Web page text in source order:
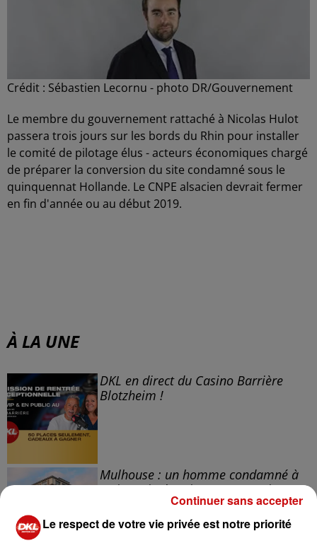
Crédit : Sébastien Lecornu - photo DR/Gouvernement
Le membre du gouvernement rattaché à Nicolas Hulot
passera trois jours sur les bords du Rhin pour installer
le comité de pilotage élus - acteurs économiques chargé
de préparer la conversion du site condamné sous le
quinquennat Hollande. Le CNPE alsacien devrait fermer
en fin d'année ou au début 2019.
À LA UNE
DKL en direct du Casino Barrière
Blotzheim !
Mulhouse : un homme condamné à
trois mois de prison avec sursis...
Le respect de votre vie privée est notre priorité
Continuer sans accepter